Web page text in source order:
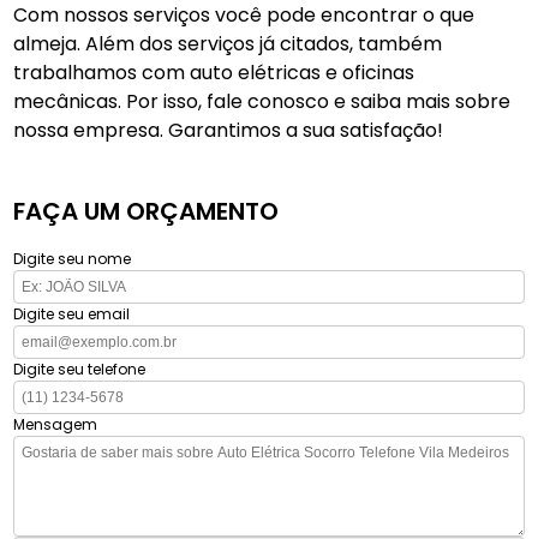
Com nossos serviços você pode encontrar o que
almeja. Além dos serviços já citados, também
trabalhamos com auto elétricas e oficinas
mecânicas. Por isso, fale conosco e saiba mais sobre
nossa empresa. Garantimos a sua satisfação!
FAÇA UM ORÇAMENTO
Digite seu nome
Digite seu email
Digite seu telefone
Mensagem